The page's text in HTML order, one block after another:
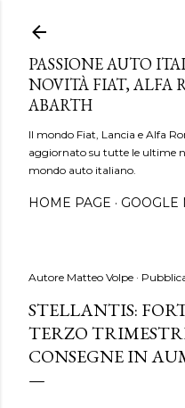
PASSIONE AUTO
NOVITÀ FIAT, ALFA
ABARTH
Il mondo Fiat, Lancia e Alfa
aggiornato su tutte le ultime
mondo auto italiano.
HOME PAGE GOOGLE
Autore Matteo Volpe
STELLANTIS:
TERZO
CONSEGNE IN